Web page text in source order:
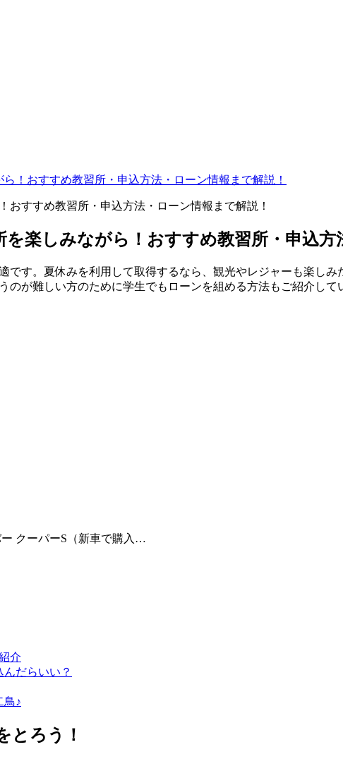
！おすすめ教習所・申込方法・ローン情報まで解説！
楽しみながら！おすすめ教習所・申込
です。夏休みを利用して取得するなら、観光やレジャーも楽し
のが難しい方のために学生でもローンを組める方法もご紹介し
クーパーS（新車で購入…
介
だらいい？
鳥♪
とろう！